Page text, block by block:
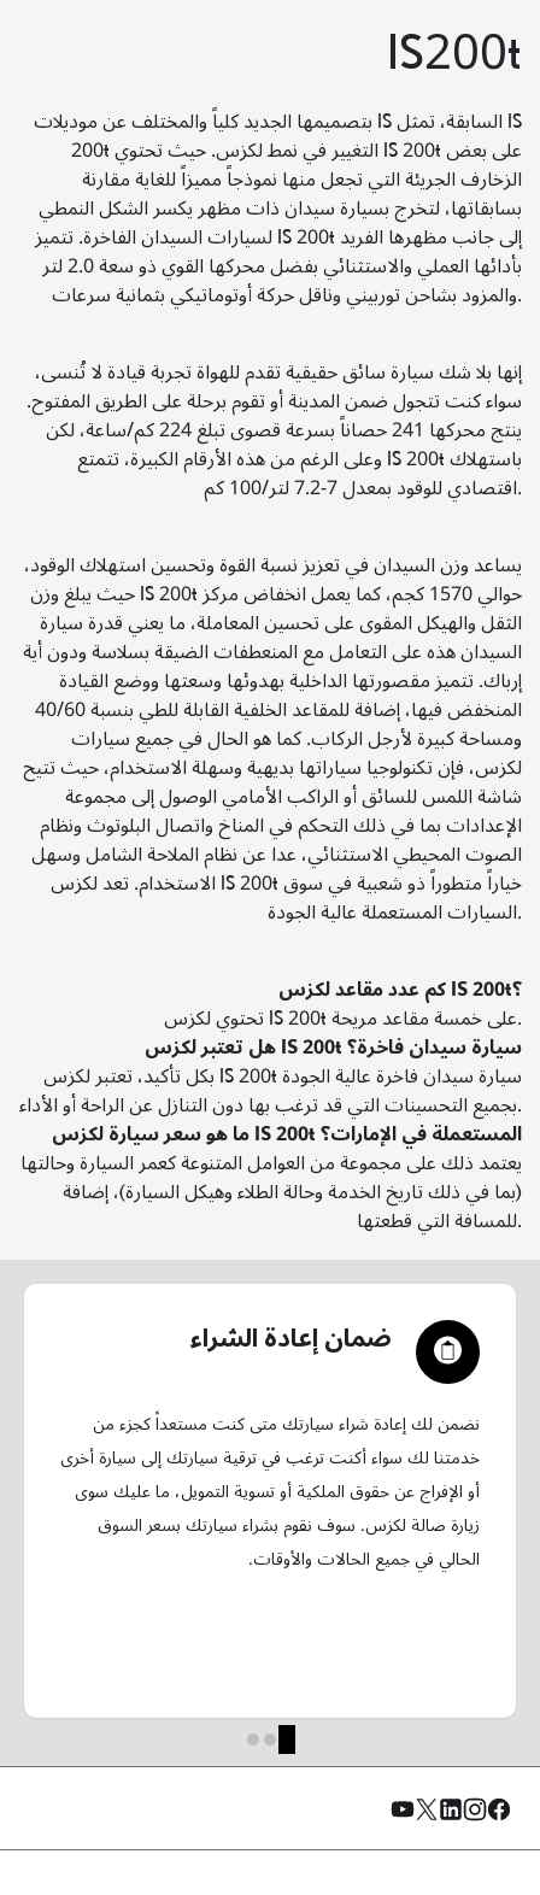
IS200t
بتصميمها الجديد كلياً والمختلف عن موديلات IS السابقة، تمثل IS
200t التغيير في نمط لكزس. حيث تحتوي IS 200t على بعض
الزخارف الجريئة التي تجعل منها نموذجاً مميزاً للغاية مقارنة
بسابقاتها، لتخرج بسيارة سيدان ذات مظهر يكسر الشكل النمطي
لسيارات السيدان الفاخرة. تتميز IS 200t إلى جانب مظهرها الفريد
بأدائها العملي والاستثنائي بفضل محركها القوي ذو سعة 2.0 لتر
والمزود بشاحن توربيني وناقل حركة أوتوماتيكي بثمانية سرعات.
إنها بلا شك سيارة سائق حقيقية تقدم للهواة تجربة قيادة لا تُنسى،
سواء كنت تتجول ضمن المدينة أو تقوم برحلة على الطريق المفتوح.
ينتج محركها 241 حصاناً بسرعة قصوى تبلغ 224 كم/ساعة، لكن
وعلى الرغم من هذه الأرقام الكبيرة، تتمتع IS 200t باستهلاك
اقتصادي للوقود بمعدل 7-7.2 لتر/100 كم.
يساعد وزن السيدان في تعزيز نسبة القوة وتحسين استهلاك الوقود،
حيث يبلغ وزن IS 200t حوالي 1570 كجم، كما يعمل انخفاض مركز
الثقل والهيكل المقوى على تحسين المعاملة، ما يعني قدرة سيارة
السيدان هذه على التعامل مع المنعطفات الضيقة بسلاسة ودون أية
إرباك. تتميز مقصورتها الداخلية بهدوئها وسعتها ووضع القيادة
المنخفض فيها، إضافة للمقاعد الخلفية القابلة للطي بنسبة 40/60
ومساحة كبيرة لأرجل الركاب. كما هو الحال في جميع سيارات
لكزس، فإن تكنولوجيا سياراتها بديهية وسهلة الاستخدام، حيث تتيح
شاشة اللمس للسائق أو الراكب الأمامي الوصول إلى مجموعة
الإعدادات بما في ذلك التحكم في المناخ واتصال البلوتوث ونظام
الصوت المحيطي الاستثنائي، عدا عن نظام الملاحة الشامل وسهل
الاستخدام. تعد لكزس IS 200t خياراً متطوراً ذو شعبية في سوق
السيارات المستعملة عالية الجودة.
كم عدد مقاعد لكزس IS 200t؟
تحتوي لكزس IS 200t على خمسة مقاعد مريحة.
هل تعتبر لكزس IS 200t سيارة سيدان فاخرة؟
بكل تأكيد، تعتبر لكزس IS 200t سيارة سيدان فاخرة عالية الجودة
بجميع التحسينات التي قد ترغب بها دون التنازل عن الراحة أو الأداء.
ما هو سعر سيارة لكزس IS 200t المستعملة في الإمارات؟
يعتمد ذلك على مجموعة من العوامل المتنوعة كعمر السيارة وحالتها
(بما في ذلك تاريخ الخدمة وحالة الطلاء وهيكل السيارة)، إضافة
للمسافة التي قطعتها.
ضمان إعادة الشراء
نضمن لك إعادة شراء سيارتك متى كنت مستعداً كجزء من
خدمتنا لك سواء أكنت ترغب في ترقية سيارتك إلى سيارة أخرى
أو الإفراج عن حقوق الملكية أو تسوية التمويل، ما عليك سوى
زيارة صالة لكزس. سوف نقوم بشراء سيارتك بسعر السوق
الحالي في جميع الحالات والأوقات.